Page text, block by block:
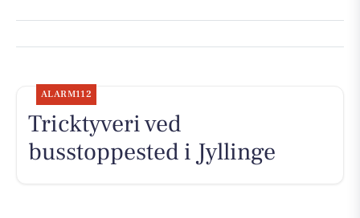
ALARM112
Tricktyveri ved
busstoppested i Jyllinge